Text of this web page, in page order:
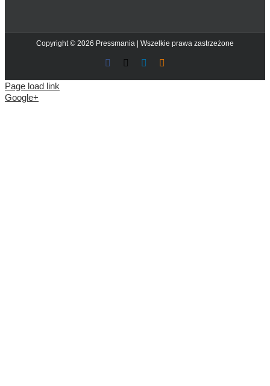
Copyright © 2026 Pressmania | Wszelkie prawa zastrzeżone
Facebook LinkedIn
Page load link
Google+